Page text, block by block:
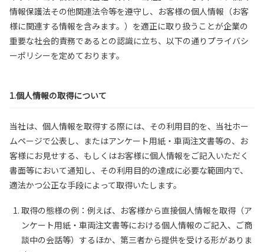
情報保護法その他関連法令等を遵守し、お客様の個人情報（お客
様に関連する情報を含みます。）を適正に取り扱うことが企業の
重要な社会的責務であるとの認識に立ち、以下の通りプライバシ
ーポリシーを定めております。
1.個人情報の取得について
当社は、個人情報を取得する際には、その利用目的を、当社ホー
ムページで公表し、またはアンケート用紙・車両注文書等の、お
客様にお見せする、もしくはお客様に個人情報をご記入いただく
書面等において通知し、その利用目的の達成に必要な範囲内で、
適法かつ公正な手段によって取得いたします。
取得の態様の例：例えば、お客様から直接個人情報を取得（ア
ンケート用紙・車両注文書等における個人情報のご記入、ご商
談中の会話等）するほか、第三者から提供を受ける形がありま